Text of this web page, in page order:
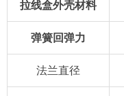
拉线盒外壳材料
弹簧回弹力
法兰直径